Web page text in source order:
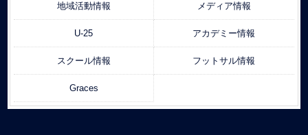
地域活動情報 メディア情報
U-25 アカデミー情報
スクール情報 フットサル情報
Graces